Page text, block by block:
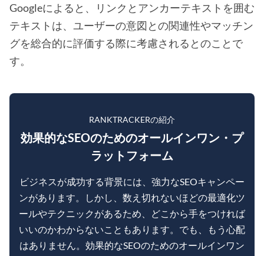
Googleによると、リンクとアンカーテキストを囲む
テキストは、ユーザーの意図との関連性やマッチン
グを総合的に評価する際に考慮されるとのことで
す。
RANKTRACKERの紹介
効果的なSEOのためのオールインワン・プ
ラットフォーム
ビジネスが成功する背景には、強力なSEOキャンペー
ンがあります。しかし、数え切れないほどの最適化ツ
ールやテクニックがあるため、どこから手をつければ
いいのかわからないこともあります。でも、もう心配
はありません。効果的なSEOのためのオールインワン